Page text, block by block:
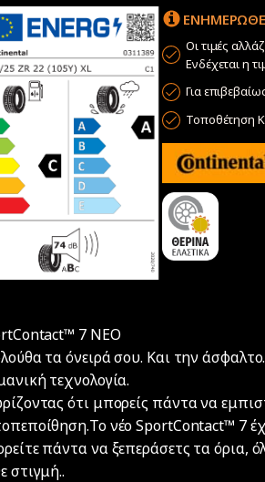
Οι τιμές
Ενδέχεται η
Για
Τοποθέτηση
7 ΝΕΟ
τα όνειρά σου. Και την άσφαλτο.
τεχνολογία.
ότι μπορείς πάντα να
νέο SportContact™ 7
πάντα να ξεπεράσετς τα όρια,
στιγμή..